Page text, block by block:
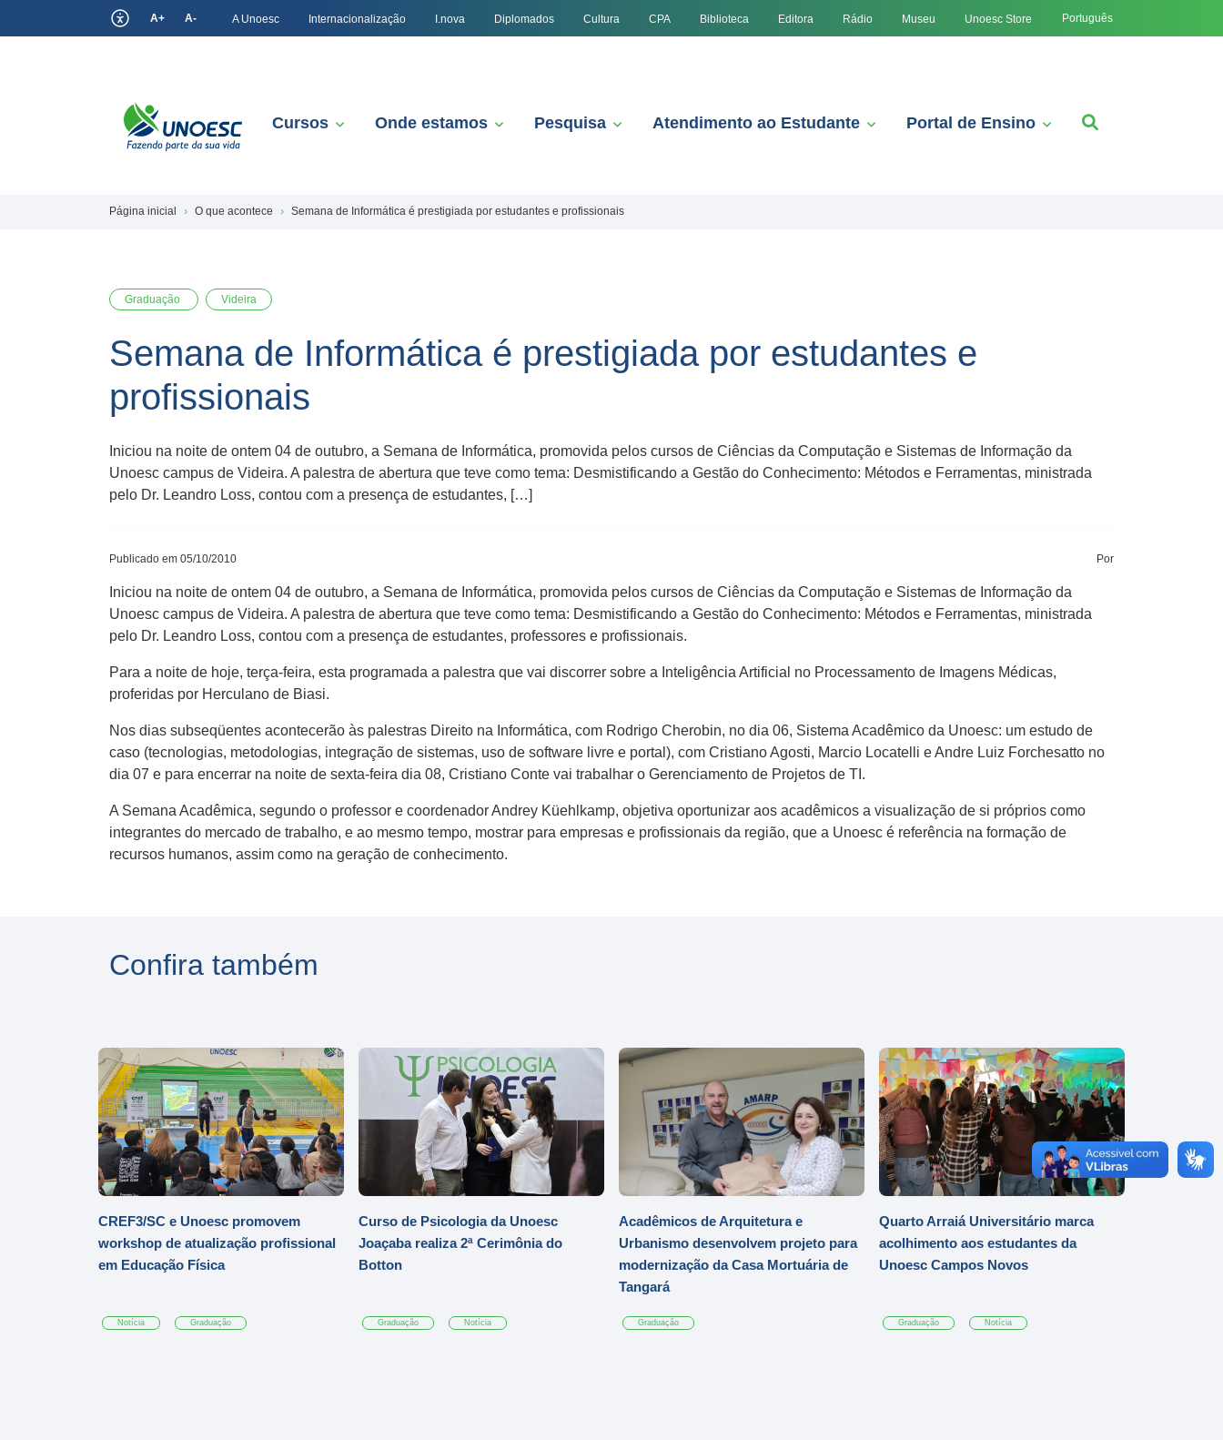
A+ A- A Unoesc Internacionalização I.nova Diplomados Cultura CPA Biblioteca Editora Rádio Museu Unoesc Store Português
Cursos Onde estamos Pesquisa Atendimento ao Estudante Portal de Ensino
Página inicial O que acontece Semana de Informática é prestigiada por estudantes e profissionais
Graduação Videira
Semana de Informática é prestigiada por estudantes e
profissionais
Iniciou na noite de ontem 04 de outubro, a Semana de Informática, promovida pelos cursos de Ciências da Computação e Sistemas de Informação da
Unoesc campus de Videira. A palestra de abertura que teve como tema: Desmistificando a Gestão do Conhecimento: Métodos e Ferramentas, ministrada
pelo Dr. Leandro Loss, contou com a presença de estudantes, […]
Publicado em 05/10/2010 Por
Iniciou na noite de ontem 04 de outubro, a Semana de Informática, promovida pelos cursos de Ciências da Computação e Sistemas de Informação da
Unoesc campus de Videira. A palestra de abertura que teve como tema: Desmistificando a Gestão do Conhecimento: Métodos e Ferramentas, ministrada
pelo Dr. Leandro Loss, contou com a presença de estudantes, professores e profissionais.
Para a noite de hoje, terça-feira, esta programada a palestra que vai discorrer sobre a Inteligência Artificial no Processamento de Imagens Médicas,
proferidas por Herculano de Biasi.
Nos dias subseqüentes acontecerão às palestras Direito na Informática, com Rodrigo Cherobin, no dia 06, Sistema Acadêmico da Unoesc: um estudo de
caso (tecnologias, metodologias, integração de sistemas, uso de software livre e portal), com Cristiano Agosti, Marcio Locatelli e Andre Luiz Forchesatto no
dia 07 e para encerrar na noite de sexta-feira dia 08, Cristiano Conte vai trabalhar o Gerenciamento de Projetos de TI.
A Semana Acadêmica, segundo o professor e coordenador Andrey Küehlkamp, objetiva oportunizar aos acadêmicos a visualização de si próprios como
integrantes do mercado de trabalho, e ao mesmo tempo, mostrar para empresas e profissionais da região, que a Unoesc é referência na formação de
recursos humanos, assim como na geração de conhecimento.
Confira também
CREF3/SC e Unoesc promovem
workshop de atualização profissional
em Educação Física
Notícia Graduação
Curso de Psicologia da Unoesc
Joaçaba realiza 2ª Cerimônia do
Botton
Graduação Notícia
Acadêmicos de Arquitetura e
Urbanismo desenvolvem projeto para
modernização da Casa Mortuária de
Tangará
Graduação
Quarto Arraiá Universitário marca
acolhimento aos estudantes da
Unoesc Campos Novos
Graduação Notícia